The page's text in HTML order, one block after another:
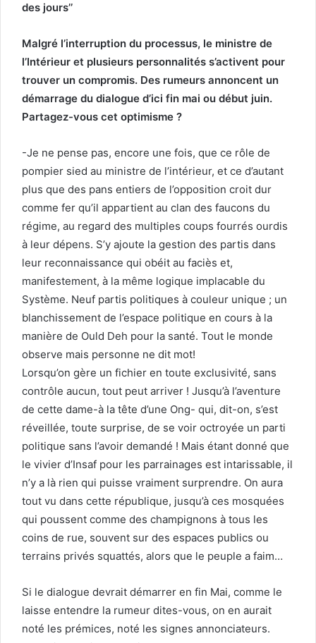
des jours’’
Malgré l’interruption du processus, le ministre de
l’Intérieur et plusieurs personnalités s’activent pour
trouver un compromis. Des rumeurs annoncent un
démarrage du dialogue d’ici fin mai ou début juin.
Partagez-vous cet optimisme ?
-Je ne pense pas, encore une fois, que ce rôle de
pompier sied au ministre de l’intérieur, et ce d’autant
plus que des pans entiers de l’opposition croit dur
comme fer qu’il appartient au clan des faucons du
régime, au regard des multiples coups fourrés ourdis
à leur dépens. S’y ajoute la gestion des partis dans
leur reconnaissance qui obéit au faciès et,
manifestement, à la même logique implacable du
Système. Neuf partis politiques à couleur unique ; un
blanchissement de l’espace politique en cours à la
manière de Ould Deh pour la santé. Tout le monde
observe mais personne ne dit mot!
Lorsqu’on gère un fichier en toute exclusivité, sans
contrôle aucun, tout peut arriver ! Jusqu’à l’aventure
de cette dame-à la tête d’une Ong- qui, dit-on, s’est
réveillée, toute surprise, de se voir octroyée un parti
politique sans l’avoir demandé ! Mais étant donné que
le vivier d’Insaf pour les parrainages est intarissable, il
n’y a là rien qui puisse vraiment surprendre. On aura
tout vu dans cette république, jusqu’à ces mosquées
qui poussent comme des champignons à tous les
coins de rue, souvent sur des espaces publics ou
terrains privés squattés, alors que le peuple a faim…
Si le dialogue devrait démarrer en fin Mai, comme le
laisse entendre la rumeur dites-vous, on en aurait
noté les prémices, noté les signes annonciateurs.